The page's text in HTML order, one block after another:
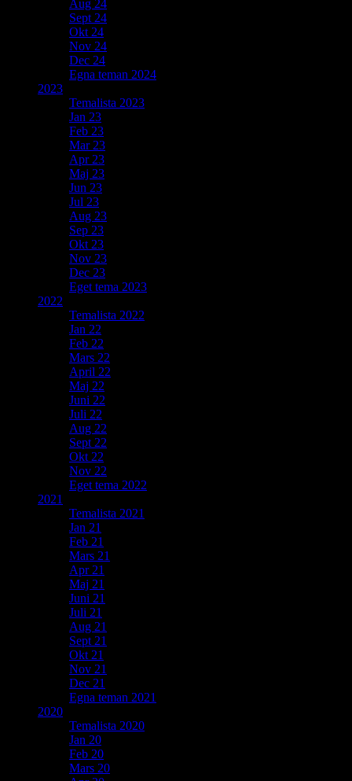
Aug 24
Sept 24
Okt 24
Nov 24
Dec 24
Egna teman 2024
2023
Temalista 2023
Jan 23
Feb 23
Mar 23
Apr 23
Maj 23
Jun 23
Jul 23
Aug 23
Sep 23
Okt 23
Nov 23
Dec 23
Eget tema 2023
2022
Temalista 2022
Jan 22
Feb 22
Mars 22
April 22
Maj 22
Juni 22
Juli 22
Aug 22
Sept 22
Okt 22
Nov 22
Eget tema 2022
2021
Temalista 2021
Jan 21
Feb 21
Mars 21
Apr 21
Maj 21
Juni 21
Juli 21
Aug 21
Sept 21
Okt 21
Nov 21
Dec 21
Egna teman 2021
2020
Temalista 2020
Jan 20
Feb 20
Mars 20